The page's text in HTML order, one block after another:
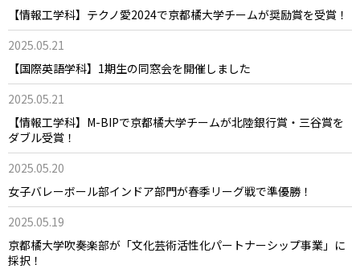
【情報工学科】テクノ愛2024で京都橘大学チームが奨励賞を受賞！
2025.05.21
【国際英語学科】1期生の同窓会を開催しました
2025.05.21
【情報工学科】M-BIPで京都橘大学チームが北陸銀行賞・三谷賞を
ダブル受賞！
2025.05.20
女子バレーボール部インドア部門が春季リーグ戦で準優勝！
2025.05.19
京都橘大学吹奏楽部が「文化芸術活性化パートナーシップ事業」に
採択！